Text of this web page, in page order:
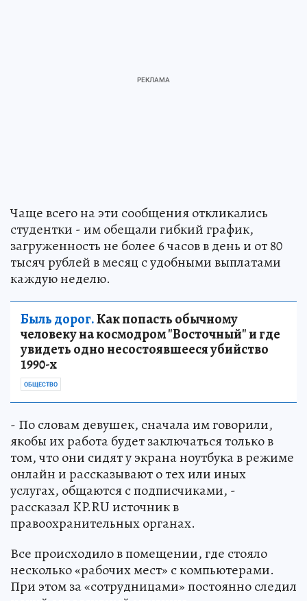
Чаще всего на эти сообщения откликались
студентки - им обещали гибкий график,
загруженность не более 6 часов в день и от 80
тысяч рублей в месяц с удобными выплатами
каждую неделю.
Быль дорог.Как попасть обычному
человеку на космодром "Восточный" и где
увидеть одно несостоявшееся убийство
1990-х
ОБЩЕСТВО
- По словам девушек, сначала им говорили,
якобы их работа будет заключаться только в
том, что они сидят у экрана ноутбука в режиме
онлайн и рассказывают о тех или иных
услугах, общаются с подписчиками, -
рассказал KP.RU источник в
правоохранительных органах.
Все происходило в помещении, где стояло
несколько «рабочих мест» с компьютерами.
При этом за «сотрудницами» постоянно следил